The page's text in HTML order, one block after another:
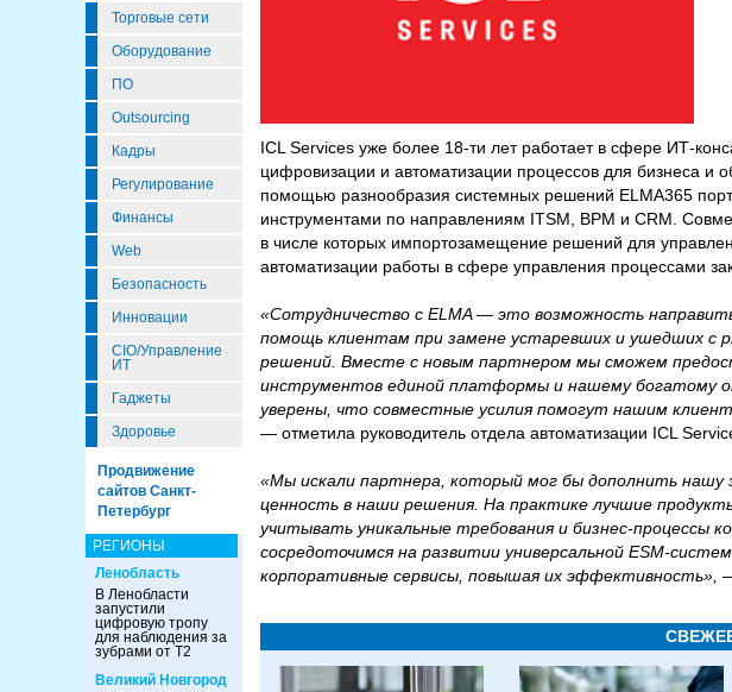
Торговые сети
Оборудование
ПО
Outsourcing
Кадры
Регулирование
Финансы
Web
Безопасность
Инновации
CIO/Управление
ИТ
Гаджеты
Здоровье
Продвижение
сайтов Санкт-
Петербург
РЕГИОНЫ
Ленобласть
В Ленобласти
запустили
цифровую тропу
для наблюдения за
зубрами от Т2
Великий Новгород
ICL Services уже более 18-ти лет работает в сфере ИТ-
цифровизации и автоматизации процессов для бизнеса и
помощью разнообразия системных решений ELMA365
инструментами по направлениям ITSM, BPM и CRM.
в числе которых импортозамещение решений для
автоматизации работы в сфере управления процессами
«Сотрудничество с ELMA — это возможность
помощь клиентам при замене устаревших и ушедших с
решений. Вместе с новым партнером мы сможем
инструментов единой платформы и нашему богатому
уверены, что совместные усилия помогут нашим
— отметила руководитель отдела автоматизации ICL
«Мы искали партнера, который мог бы дополнить нашу
ценность в наши решения. На практике лучшие
учитывать уникальные требования и бизнес-процессы
сосредоточимся на развитии универсальной ESM-
корпоративные сервисы, повышая их эффективность»,